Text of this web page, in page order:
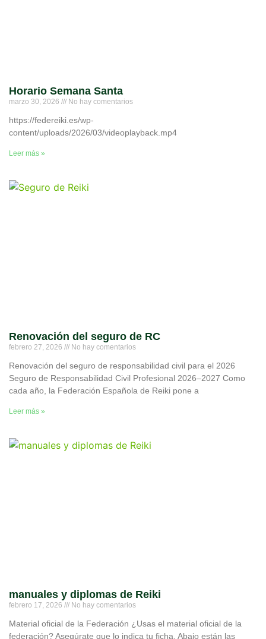
Horario Semana Santa
marzo 30, 2026 No hay comentarios
https://federeiki.es/wp-
content/uploads/2026/03/videoplayback.mp4
Leer más »
Renovación del seguro de RC
febrero 27, 2026 No hay comentarios
Renovación del seguro de responsabilidad civil para el 2026
Seguro de Responsabilidad Civil Profesional 2026–2027 Como
cada año, la Federación Española de Reiki pone a
Leer más »
manuales y diplomas de Reiki
febrero 17, 2026 No hay comentarios
Material oficial de la Federación ¿Usas el material oficial de la
federación? Asegúrate que lo indica tu ficha. Abajo están las